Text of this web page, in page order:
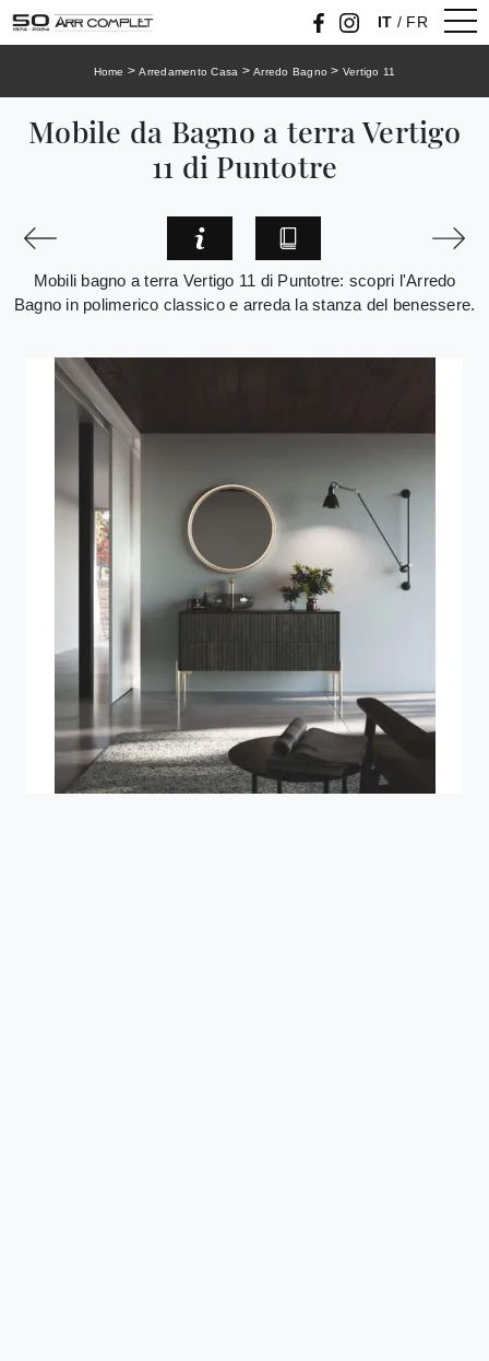
IT / FR
Home >Arredamento Casa >Arredo Bagno > Vertigo 11
Mobile da Bagno a terra Vertigo
11 di Puntotre
Mobili bagno a terra Vertigo 11 di Puntotre: scopri l'Arredo
Bagno in polimerico classico e arreda la stanza del benessere.